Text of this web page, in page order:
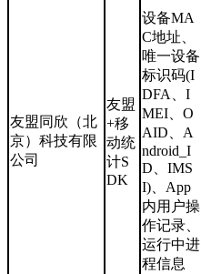
友盟同欣（北
京）科技有限
公司
友盟
+移
动统
计S
DK
设备MA
C地址、
唯一设备
标识码(I
DFA、I
MEI、O
AID、A
ndroid_I
D、IMS
I)、App
内用户操
作记录、
运行中进
程信息